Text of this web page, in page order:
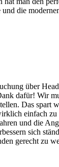
die
über
dafür! Wir
Das
einfach zu
und die
sich
gerecht zu